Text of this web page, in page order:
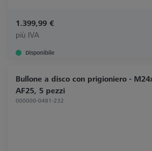
1.399,99 €
più IVA
Disponibile
Bullone a disco con prigioniero -
AF25, 5 pezzi
000000-0481-232